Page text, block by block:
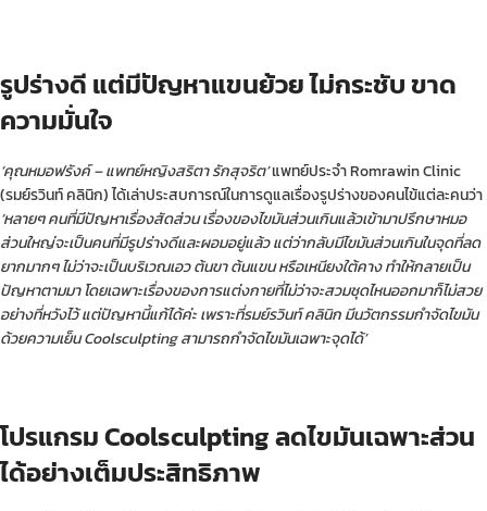
รูปร่างดี แต่มีปัญหาแขนย้วย ไม่กระชับ ขาด
ความมั่นใจ
‘คุณหมอฟรังค์ – แพทย์หญิงสริตา รักสุจริต’แพทย์ประจำ Romrawin Clinic
(รมย์รวินท์ คลินิก) ได้เล่าประสบการณ์ในการดูแลเรื่องรูปร่างของคนไข้แต่ละคนว่า
‘หลายๆ คนที่มีปัญหาเรื่องสัดส่วน เรื่องของไขมันส่วนเกินแล้วเข้ามาปรึกษาหมอ
ส่วนใหญ่จะเป็นคนที่มีรูปร่างดีและผอมอยู่แล้ว แต่ว่ากลับมีไขมันส่วนเกินในจุดที่ลด
ยากมากๆ ไม่ว่าจะเป็นบริเวณเอว ต้นขา ต้นแขน หรือเหนียงใต้คาง ทำให้กลายเป็น
ปัญหาตามมา โดยเฉพาะเรื่องของการแต่งกายที่ไม่ว่าจะสวมชุดไหนออกมาก็ไม่สวย
อย่างที่หวังไว้ แต่ปัญหานี้แก้ได้ค่ะ เพราะที่รมย์รวินท์ คลินิก มีนวัตกรรมกำจัดไขมัน
ด้วยความเย็น Coolsculpting สามารถกำจัดไขมันเฉพาะจุดได้’
โปรแกรมCoolsculpting ลดไขมันเฉพาะส่วน
ได้อย่างเต็มประสิทธิภาพ